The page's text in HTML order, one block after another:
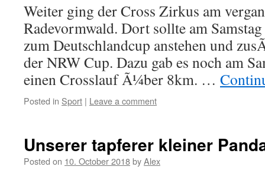
Weiter ging der Cross Zirkus am
Radevormwald. Dort sollte am
zum Deutschlandcup anstehen und
der NRW Cup. Dazu gab es noch am
einen Crosslauf Ã¼ber 8km. …
Posted in Sport | Leave a comment
Unserer tapferer kleiner
Posted on 10. October 2018byAlex